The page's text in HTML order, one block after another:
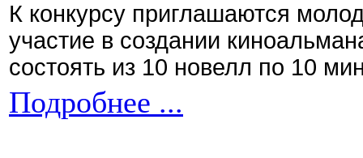
К конкурсу приглашаются
участие в создании
состоять из 10 новелл по 10
Подробнее ...